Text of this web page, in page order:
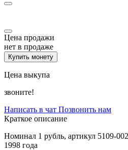
Цена продажи
нет в продаже
Купить монету
Цена выкупа
звоните!
Написать в чат Позвонить нам
Краткое описание
Номинал 1 рубль, артикул 5109-
1998 года